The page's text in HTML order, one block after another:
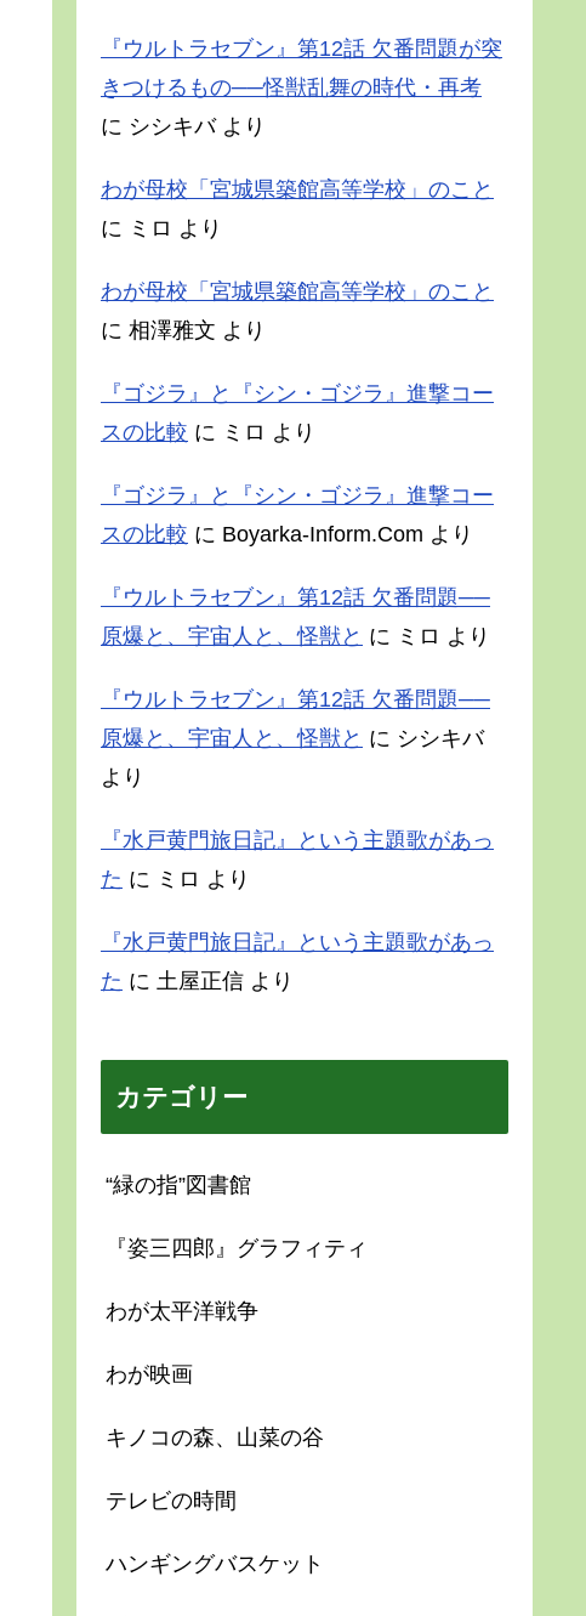
『ウルトラセブン』第12話 欠番問題が突
きつけるもの──怪獣乱舞の時代・再考
に シシキバより
わが母校「宮城県築館高等学校」のこと
に ミロ より
わが母校「宮城県築館高等学校」のこと
に 相澤雅文 より
『ゴジラ』と『シン・ゴジラ』進撃コー
スの比較 に ミロ より
『ゴジラ』と『シン・ゴジラ』進撃コー
スの比較 に Boyarka-Inform.Com より
『ウルトラセブン』第12話 欠番問題──
原爆と、宇宙人と、怪獣と に ミロ より
『ウルトラセブン』第12話 欠番問題──
原爆と、宇宙人と、怪獣と に シシキバ
より
『水戸黄門旅日記』という主題歌があっ
た に ミロ より
『水戸黄門旅日記』という主題歌があっ
た に 土屋正信 より
カテゴリー
“緑の指”図書館
『姿三四郎』グラフィティ
わが太平洋戦争
わが映画
キノコの森、山菜の谷
テレビの時間
ハンギングバスケット